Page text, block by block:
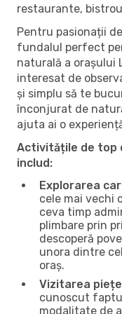
restaurante,
Pentru pasionații
fundalul perfect
naturală a orașului
interesat de
și simplu să te
înconjurat de
ajuta ai o
Activitățile de top
includ:
Explorarea
cele mai vechi
ceva timp
plimbare prin
descoperă
unora dintre
oraș.
Vizitarea
cunoscut
modalitate de